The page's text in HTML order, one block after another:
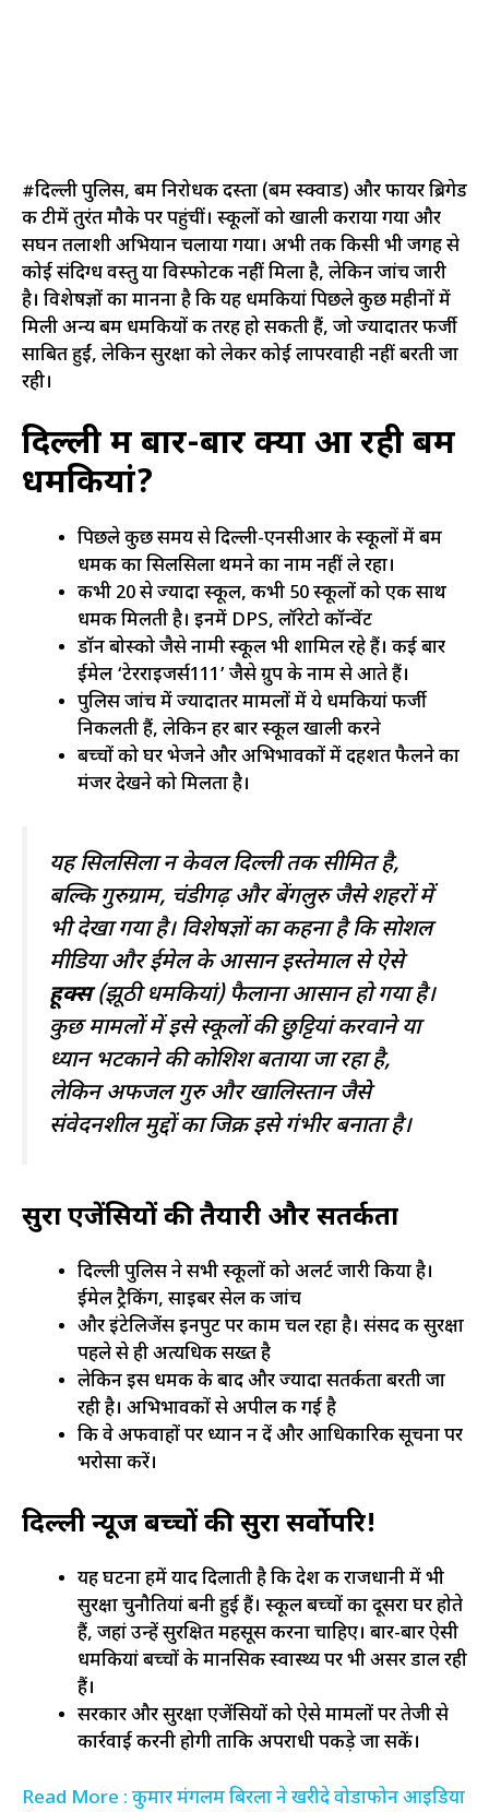
#दिल्ली पुलिस, बम निरोधक दस्ता (बम स्क्वाड) और फायर ब्रिगेड
की टीमें तुरंत मौके पर पहुंचीं। स्कूलों को खाली कराया गया और
सघन तलाशी अभियान चलाया गया। अभी तक किसी भी जगह से
कोई संदिग्ध वस्तु या विस्फोटक नहीं मिला है, लेकिन जांच जारी
है। विशेषज्ञों का मानना है कि यह धमकियां पिछले कुछ महीनों में
मिली अन्य बम धमकियों की तरह हो सकती हैं, जो ज्यादातर फर्जी
साबित हुईं, लेकिन सुरक्षा को लेकर कोई लापरवाही नहीं बरती जा
रही।
दिल्ली में बार-बार क्यों आ रही बम
धमकियां?
पिछले कुछ समय से दिल्ली-एनसीआर के स्कूलों में बम
धमकी का सिलसिला थमने का नाम नहीं ले रहा।
कभी 20 से ज्यादा स्कूल, कभी 50 स्कूलों को एक साथ
धमकी मिलती है। इनमें DPS, लॉरेटो कॉन्वेंट
डॉन बोस्को जैसे नामी स्कूल भी शामिल रहे हैं। कई बार
ईमेल ‘टेरराइजर्स111’ जैसे ग्रुप के नाम से आते हैं।
पुलिस जांच में ज्यादातर मामलों में ये धमकियां फर्जी
निकलती हैं, लेकिन हर बार स्कूल खाली करने
बच्चों को घर भेजने और अभिभावकों में दहशत फैलने का
मंजर देखने को मिलता है।
यह सिलसिला न केवल दिल्ली तक सीमित है,
बल्कि गुरुग्राम, चंडीगढ़ और बेंगलुरु जैसे शहरों में
भी देखा गया है। विशेषज्ञों का कहना है कि सोशल
मीडिया और ईमेल के आसान इस्तेमाल से ऐसे
हूक्स(झूठी धमकियां) फैलाना आसान हो गया है।
कुछ मामलों में इसे स्कूलों की छुट्टियां करवाने या
ध्यान भटकाने की कोशिश बताया जा रहा है,
लेकिन अफजल गुरु और खालिस्तान जैसे
संवेदनशील मुद्दों का जिक्र इसे गंभीर बनाता है।
सुरक्षा एजेंसियों की तैयारी और सतर्कता
दिल्ली पुलिस ने सभी स्कूलों को अलर्ट जारी किया है।
ईमेल ट्रैकिंग, साइबर सेल की जांच
और इंटेलिजेंस इनपुट पर काम चल रहा है। संसद की सुरक्षा
पहले से ही अत्यधिक सख्त है
लेकिन इस धमकी के बाद और ज्यादा सतर्कता बरती जा
रही है। अभिभावकों से अपील की गई है
कि वे अफवाहों पर ध्यान न दें और आधिकारिक सूचना पर
भरोसा करें।
दिल्ली न्यूजबच्चों की सुरक्षा सर्वोपरि!
यह घटना हमें याद दिलाती है कि देश की राजधानी में भी
सुरक्षा चुनौतियां बनी हुई हैं। स्कूल बच्चों का दूसरा घर होते
हैं, जहां उन्हें सुरक्षित महसूस करना चाहिए। बार-बार ऐसी
धमकियां बच्चों के मानसिक स्वास्थ्य पर भी असर डाल रही
हैं।
सरकार और सुरक्षा एजेंसियों को ऐसे मामलों पर तेजी से
कार्रवाई करनी होगी ताकि अपराधी पकड़े जा सकें।
Read More : कुमार मंगलम बिरला ने खरीदे वोडाफोन आइडिया